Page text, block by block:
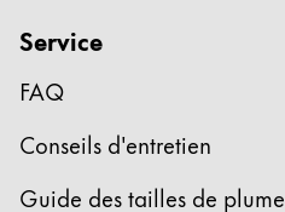
Service
FAQ
Conseils d'entretien
Guide des tailles de plume